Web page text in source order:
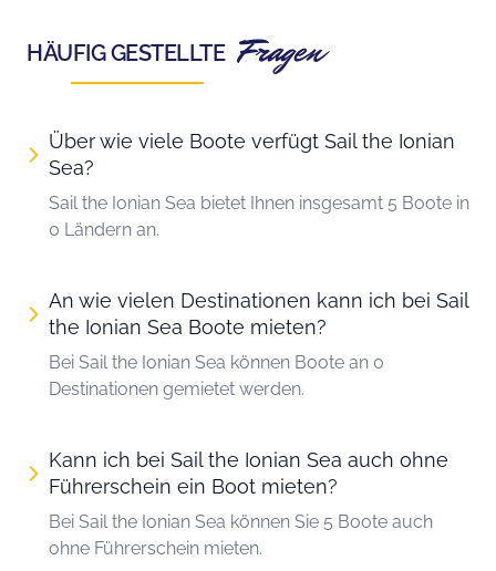
HÄUFIG GESTELLTE Fragen
Über wie viele Boote verfügt Sail the Ionian
Sea?
Sail the Ionian Sea bietet Ihnen insgesamt 5 Boote in
0 Ländern an.
An wie vielen Destinationen kann ich bei Sail
the Ionian Sea Boote mieten?
Bei Sail the Ionian Sea können Boote an 0
Destinationen gemietet werden.
Kann ich bei Sail the Ionian Sea auch ohne
Führerschein ein Boot mieten?
Bei Sail the Ionian Sea können Sie 5 Boote auch
ohne Führerschein mieten.